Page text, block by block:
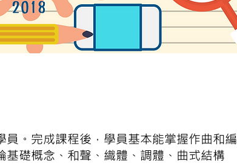
。完成課程後，學員基本能掌握作曲和編
礎概念、和聲、織體、調體、曲式結構